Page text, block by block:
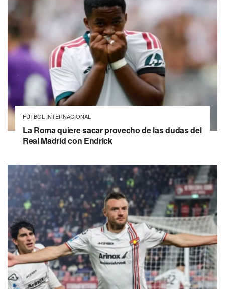
FÚTBOL INTERNACIONAL
La Roma quiere sacar provecho de las dudas del
Real Madrid con Endrick